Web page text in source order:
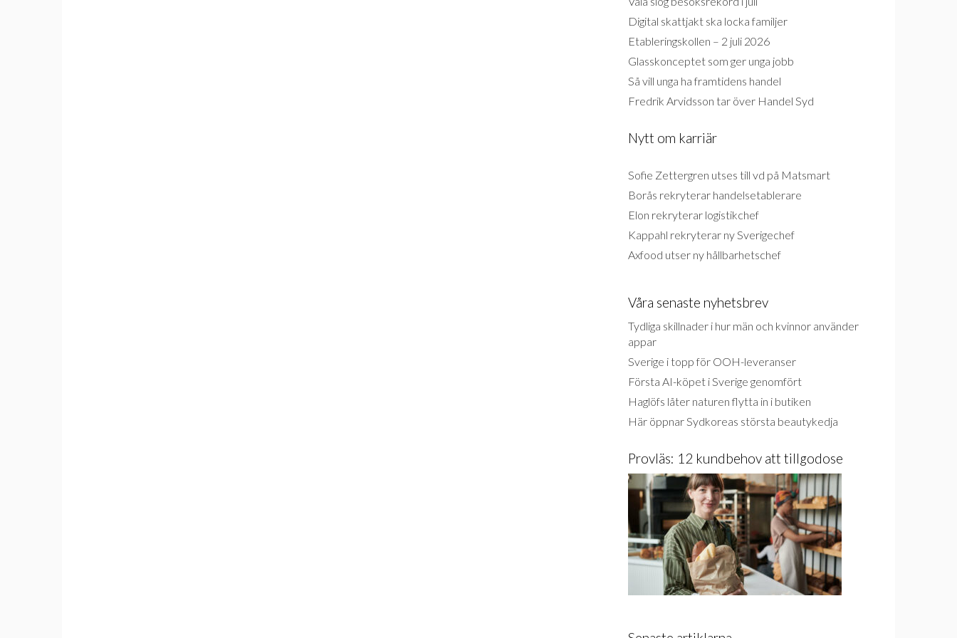
Digital skattjakt ska locka familjer
Etableringskollen – 2 juli 2026
Glasskonceptet som ger unga jobb
Så vill unga ha framtidens handel
Fredrik Arvidsson tar över Handel Syd
Nytt om karriär
Sofie Zettergren utses till vd på Matsmart
Borås rekryterar handelsetablerare
Elon rekryterar logistikchef
Kappahl rekryterar ny Sverigechef
Axfood utser ny hållbarhetschef
Våra senaste nyhetsbrev
Tydliga skillnader i hur män och kvinnor använder
appar
Sverige i topp för OOH-leveranser
Första AI-köpet i Sverige genomfört
Haglöfs låter naturen flytta in i butiken
Här öppnar Sydkoreas största beautykedja
Provläs: 12 kundbehov att tillgodose